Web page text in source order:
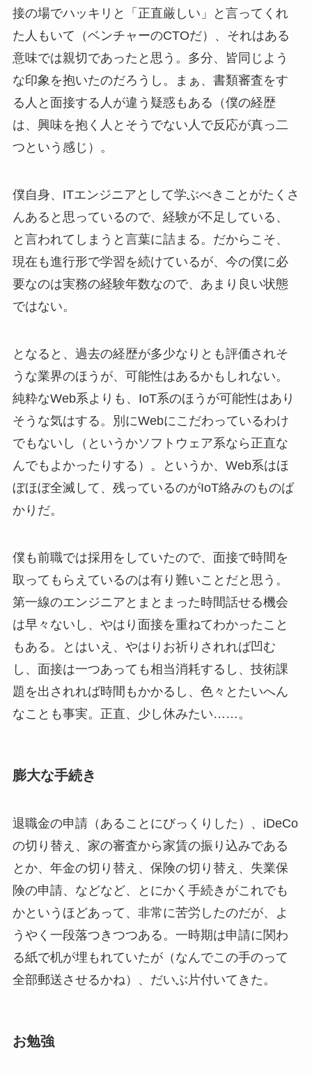
接の場でハッキリと「正直厳しい」と言ってくれ
た人もいて（ベンチャーのCTOだ）、それはある
意味では親切であったと思う。多分、皆同じよう
な印象を抱いたのだろうし。まぁ、書類審査をす
る人と面接する人が違う疑惑もある（僕の経歴
は、興味を抱く人とそうでない人で反応が真っ二
つという感じ）。
僕自身、ITエンジニアとして学ぶべきことがたくさ
んあると思っているので、経験が不足している、
と言われてしまうと言葉に詰まる。だからこそ、
現在も進行形で学習を続けているが、今の僕に必
要なのは実務の経験年数なので、あまり良い状態
ではない。
となると、過去の経歴が多少なりとも評価されそ
うな業界のほうが、可能性はあるかもしれない。
純粋なWeb系よりも、IoT系のほうが可能性はあり
そうな気はする。別にWebにこだわっているわけ
でもないし（というかソフトウェア系なら正直な
んでもよかったりする）。というか、Web系はほ
ぼほぼ全滅して、残っているのがIoT絡みのものば
かりだ。
僕も前職では採用をしていたので、面接で時間を
取ってもらえているのは有り難いことだと思う。
第一線のエンジニアとまとまった時間話せる機会
は早々ないし、やはり面接を重ねてわかったこと
もある。とはいえ、やはりお祈りされれば凹む
し、面接は一つあっても相当消耗するし、技術課
題を出されれば時間もかかるし、色々とたいへん
なことも事実。正直、少し休みたい……。
膨大な手続き
退職金の申請（あることにびっくりした）、iDeCo
の切り替え、家の審査から家賃の振り込みである
とか、年金の切り替え、保険の切り替え、失業保
険の申請、などなど、とにかく手続きがこれでも
かというほどあって、非常に苦労したのだが、よ
うやく一段落つきつつある。一時期は申請に関わ
る紙で机が埋もれていたが（なんでこの手のって
全部郵送させるかね）、だいぶ片付いてきた。
お勉強